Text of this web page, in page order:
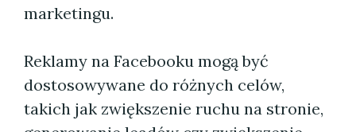
marketingu.
Reklamy na Facebooku mogą być
dostosowywane do różnych celów,
takich jak zwiększenie ruchu na stronie,